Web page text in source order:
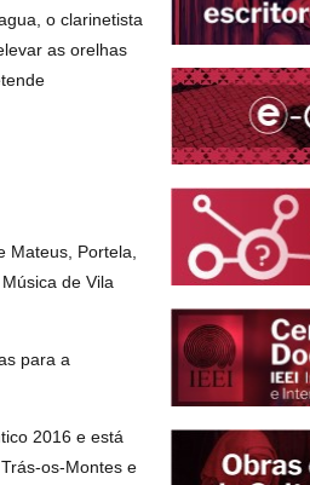
o clarinetista
as orelhas
Mateus, Portela,
de Vila
para a
2016 e está
os-Montes e